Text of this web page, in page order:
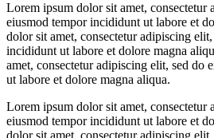
Lorem ipsum dolor sit amet, consectetur
eiusmod tempor incididunt ut labore et
dolor sit amet, consectetur adipiscing
incididunt ut labore et dolore magna
amet, consectetur adipiscing elit, sed do
ut labore et dolore magna aliqua.
Lorem ipsum dolor sit amet, consectetur
eiusmod tempor incididunt ut labore et